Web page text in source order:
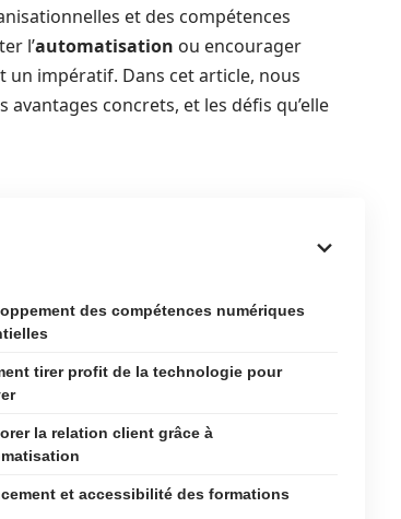
et des compétences
l’automatisation ou encourager
un impératif. Dans cet article, nous
concrets, et les défis qu’elle
des compétences numériques
tirer profit de la technologie pour
la relation client grâce à
et accessibilité des formations